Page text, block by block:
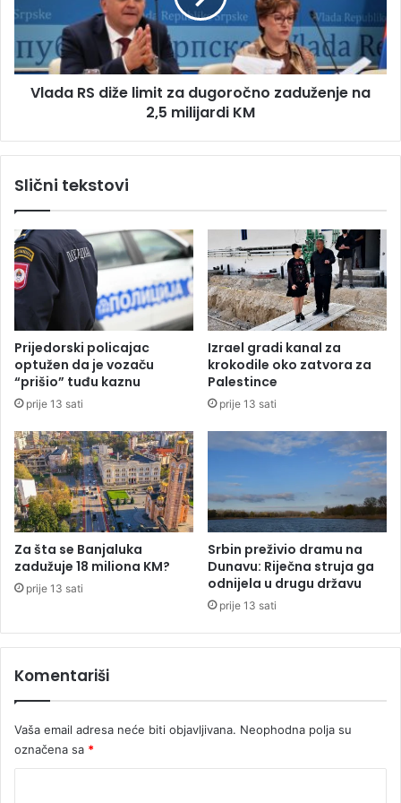
n
s
s
r
t
k
o
:
S
a
v
n
o
v
i
ć
n
a
"
a
a
v
d
R
d
i
i
a
d
u
g
o
o
č
o
z
a
d
u
ž
e
n
j
e
2
5
l
i
j
Vlada RS diže limit za dugoročno zaduženje na
2,5 milijardi KM
Slični tekstovi
Prijedorski policajac
optužen da je vozaču
“prišio” tuđu kaznu
prije 13 sati
Izrael gradi kanal za
krokodile oko zatvora za
Palestince
prije 13 sati
Za šta se Banjaluka
zadužuje 18 miliona KM?
prije 13 sati
Srbin preživio dramu na
Dunavu: Riječna struja ga
odnijela u drugu državu
prije 13 sati
Komentariši
Vaša email adresa neće biti objavljivana. Neophodna polja su
označena sa *